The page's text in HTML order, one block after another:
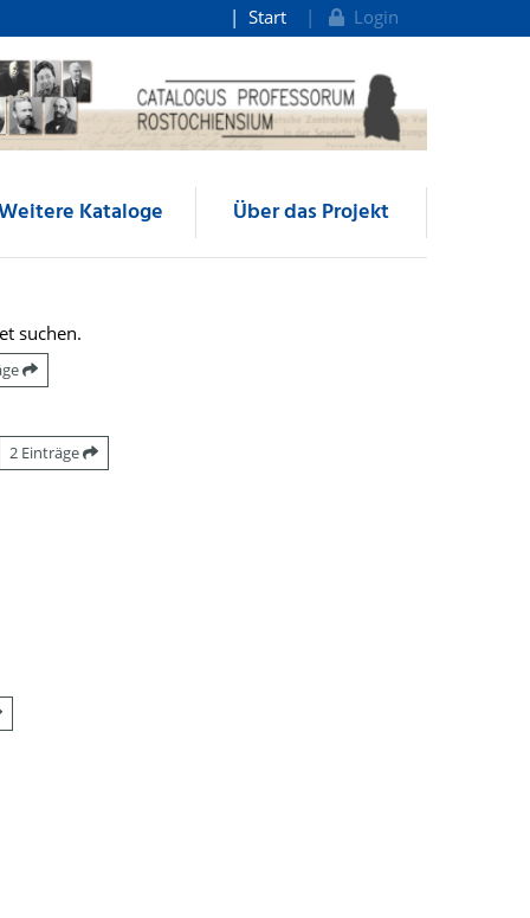
Start Login
Kataloge Über das Projekt
suchen.
2 Einträge